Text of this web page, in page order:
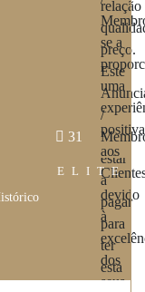
31
ELITE